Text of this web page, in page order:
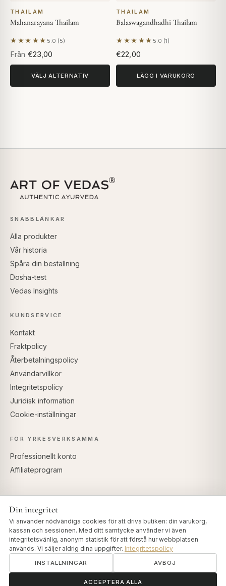
THAILAM
Mahanarayana Thailam
★★★★★ 5.0 (5)
Baserat på 5 recensioner
Från €23,00
VÄLJ ALTERNATIV
THAILAM
Balaswagandhadhi Thailam
★★★★★ 5.0 (1)
Baserat på 1 recension
€22,00
LÄGG I VARUKORG
SNABBLÄNKAR
Alla produkter
Vår historia
Spåra din beställning
Dosha-test
Vedas Insights
KUNDSERVICE
Kontakt
Fraktpolicy
Återbetalningspolicy
Användarvillkor
Integritetspolicy
Juridisk information
Cookie-inställningar
FÖR YRKESVERKSAMMA
Professionellt konto
Affiliateprogram
ॐ
Din integritet
Vi använder nödvändiga cookies för att driva butiken: din varukorg,
kassan och sessionen. Med ditt samtycke använder vi även
integritetsvänlig, anonym statistik för att förstå hur webbplatsen
används. Vi säljer aldrig dina uppgifter. Integritetspolicy
INSTÄLLNINGAR AVBÖJ
ACCEPTERA ALLA